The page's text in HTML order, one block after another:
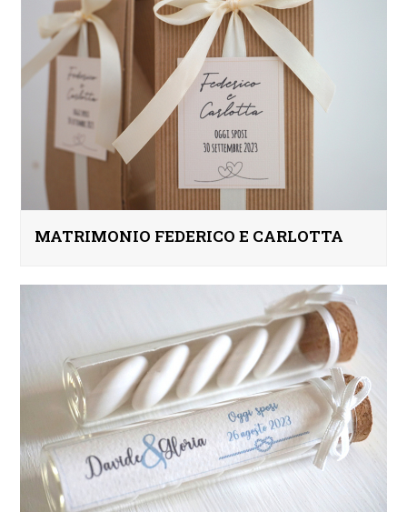
MATRIMONIO FEDERICO E CARLOTTA